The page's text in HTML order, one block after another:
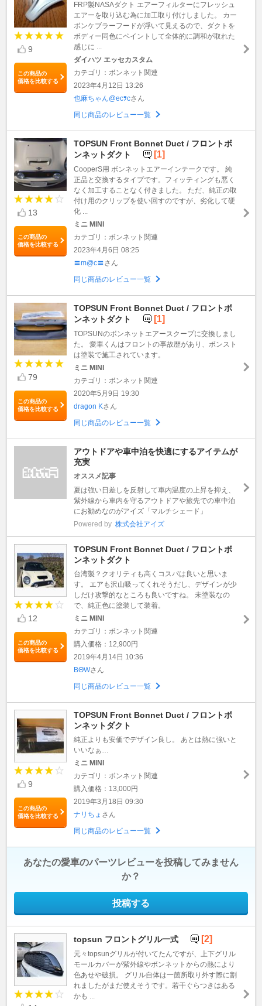
9
この商品の
価格を比較する
FRP製NASAダクト エアーフィルターにフレッシュ
エアーを取り込む為に加工取り付けしました。 カー
ボンケブラーフードが浮いて見えるので、ダクトを
ボディー同色にペイントして全体的に調和が取れた
感じに ...
ダイハツ エッセカスタム
カテゴリ：ボンネット関連
2023年4月12日 13:26
也麻ちゃん@ecｦcさん
同じ商品のレビュー一覧
13
この商品の
価格を比較する
TOPSUN Front Bonnet Duct / フロントボ
ンネットダクト
[1]
CooperS用 ボンネットエアーインテークです。 純
正品と交換するタイプです。フィッティングも悪く
なく加工することなく付きました。 ただ、純正の取
付け用のクリップを使い回すのですが、劣化して硬
化 ...
ミニ MINI
カテゴリ：ボンネット関連
2023年4月6日 08:25
〓m@c〓さん
同じ商品のレビュー一覧
79
この商品の
価格を比較する
TOPSUN Front Bonnet Duct / フロントボ
ンネットダクト
[1]
TOPSUNのボンネットエアースクープに交換しまし
た。 愛車くんはフロントの事故歴があり、ボンスト
は塗装で施工されています。
ミニ MINI
カテゴリ：ボンネット関連
2020年5月9日 19:30
dragon Kさん
同じ商品のレビュー一覧
アウトドアや車中泊を快適にするアイテムが
充実
オススメ記事
夏は強い日差しを反射して車内温度の上昇を抑え、
紫外線から車内を守るアウトドアや旅先での車中泊
にお勧めなのがアイズ「マルチシェード」
Powered by 株式会社アイズ
12
この商品の
価格を比較する
TOPSUN Front Bonnet Duct / フロントボ
ンネットダクト
台湾製？クオリティも高くコスパは良いと思いま
す。 エアも沢山吸ってくれそうだし、デザインが少
しだけ攻撃的なところも良いですね。 未塗装なの
で、純正色に塗装して装着。
ミニ MINI
カテゴリ：ボンネット関連
購入価格：12,900円
2019年4月14日 10:36
BΘWさん
同じ商品のレビュー一覧
9
この商品の
価格を比較する
TOPSUN Front Bonnet Duct / フロントボ
ンネットダクト
純正よりも安価でデザイン良し。 あとは熱に強いと
いいなぁ…
ミニ MINI
カテゴリ：ボンネット関連
購入価格：13,000円
2019年3月18日 09:30
ナリちょ さん
同じ商品のレビュー一覧
あなたの愛車のパーツレビューを投稿してみません
か？
投稿する
topsun フロントグリル一式 [2]
元々topsunグリルが付いてたんですが、上下グリル
モールカバーが紫外線やボンネットからの熱により
色あせや破損。 グリル自体は一箇所取り外す際に割
れましたがまだ使えそうです。若干ぐらつきはある
かも ...